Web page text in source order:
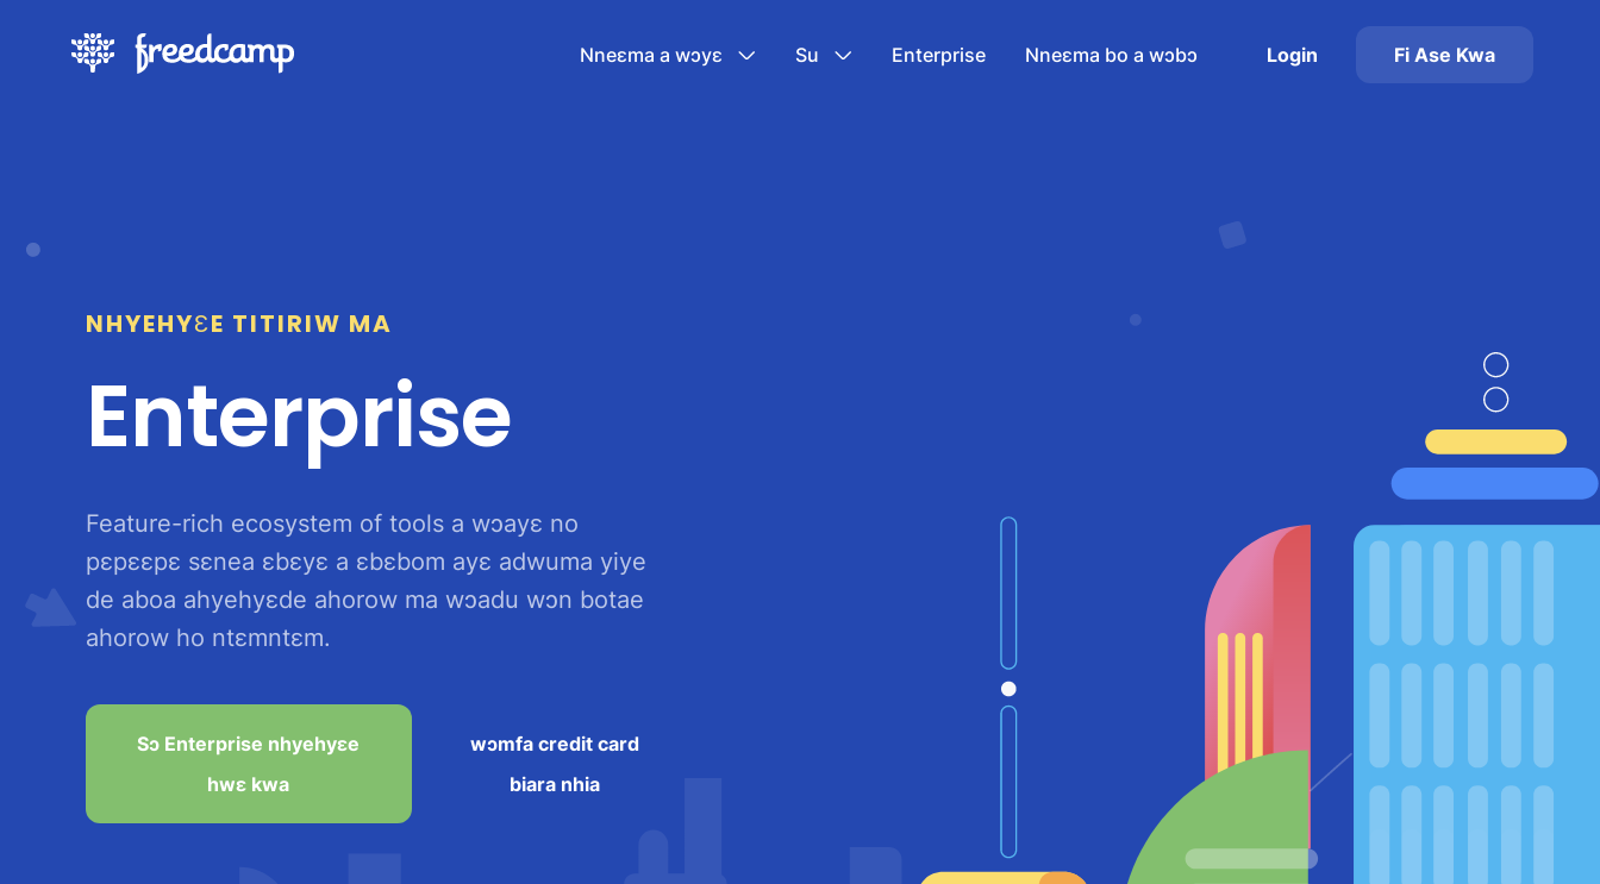
Nneɛma a wɔyɛ Su Enterprise Nneɛma bo a wɔbɔ Login Fi Ase Kwa
NHYEHYƐE TITIRIW MA
Enterprise
Feature-rich ecosystem of tools a wɔayɛ no
pɛpɛɛpɛ sɛnea ɛbɛyɛ a ɛbɛbom ayɛ adwuma yiye
de aboa ahyehyɛde ahorow ma wɔadu wɔn botae
ahorow ho ntɛmntɛm.
Sɔ Enterprise nhyehyɛe
hwɛ kwa
wɔmfa credit card
biara nhia